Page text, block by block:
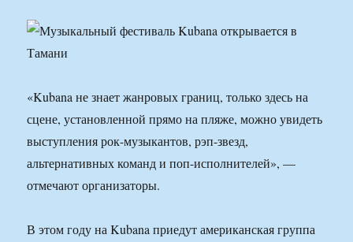
«Kubana не знает жанровых границ, только здесь на
сцене, установленной прямо на пляже, можно увидеть
выступления рок-музыкантов, рэп-звезд,
альтернативных команд и поп-исполнителей», —
отмечают организаторы.
В этом году на Kubana приедут американская группа